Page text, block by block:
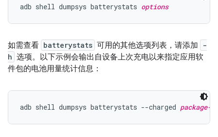
adb shell dumpsys batterystats options
如需查看 batterystats 可用的其他选项列表，请添加
-
h 选项。以下示例会输出自设备上次充电以来指定应用软
件包的电池用量统计信息：
adb shell dumpsys batterystats --charged package-